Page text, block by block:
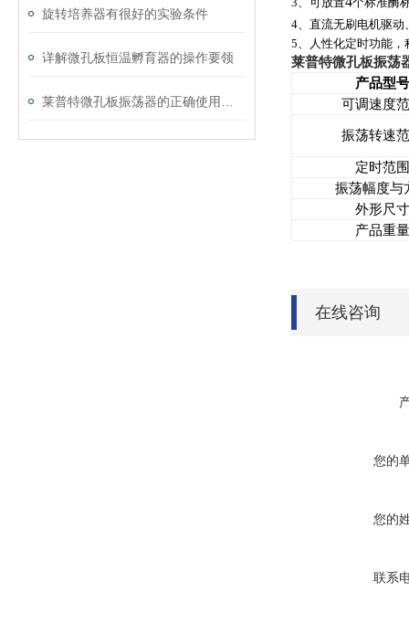
旋转培养器有很好的实验条件
详解微孔板恒温孵育器的操作要领
4、直流无刷电机驱
5、人性化定时功能
莱普特微孔板振荡
产品型号
可调速度
振荡转速
定时范围
振荡幅度与
外形尺寸
产品重量
在线咨询
您的
您的
联系